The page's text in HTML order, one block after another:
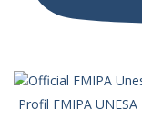
Profil FMIPA